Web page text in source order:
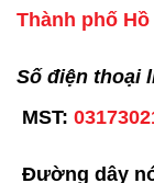
Thành phố
Số điện thoại
MST:
Đường dây